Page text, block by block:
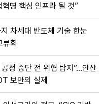
명 핵심 인프라 될 것”
차세대 반도체 기술 한눈
회
정 중단 전 위협 탐지”…안산
보안의 실제